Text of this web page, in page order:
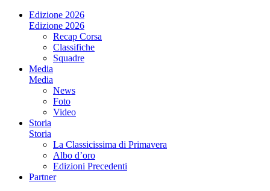
Edizione 2026
Edizione 2026
Recap Corsa
Classifiche
Squadre
Media
Media
News
Foto
Video
Storia
Storia
La Classicissima di Primavera
Albo d’oro
Edizioni Precedenti
Partner